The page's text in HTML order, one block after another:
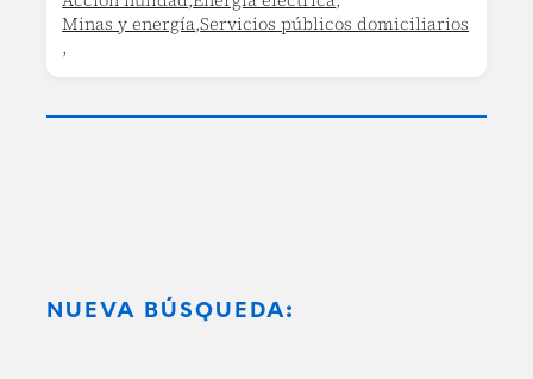
Minas y energía,Servicios públicos domiciliarios
,
NUEVA BÚSQUEDA: